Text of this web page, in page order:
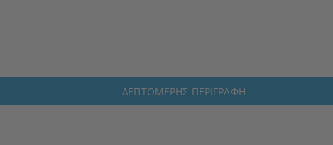
ΛΕΠΤΟΜΕΡΉΣ ΠΕΡΙΓΡΑΦΉ